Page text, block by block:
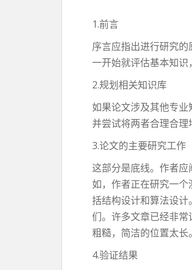
1.前言
序言应指出进行研究
一开始就评估基本知识
2.规划相关知识库
如果论文涉及其他专业
并尝试将两者合理合理
3.论文的主要研究工作
这部分是底线。作者
如，作者正在研究一
括结构设计和算法设
们。许多文章已经非
粗糙，简洁的位置太长
4.验证结果